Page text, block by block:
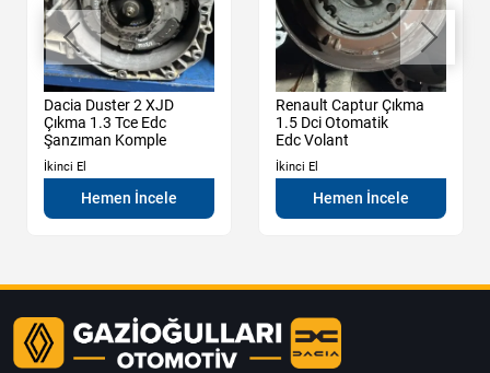
Dacia Duster 2 XJD
Çıkma 1.3 Tce Edc
Şanzıman Komple
İkinci El
Hemen İncele
Renault Captur Çıkma
1.5 Dci Otomatik
Edc Volant
İkinci El
Hemen İncele